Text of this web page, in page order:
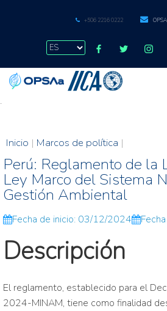
+506 2216 0222
.
Inicio | Marcos de política |
Perú: Reglamento de la
Ley Marco del Sistema
Gestión Ambiental
Fecha de inicio: 03/12/2024
Descripción
El reglamento, establecido para el
2024-MINAM, tiene como finalidad